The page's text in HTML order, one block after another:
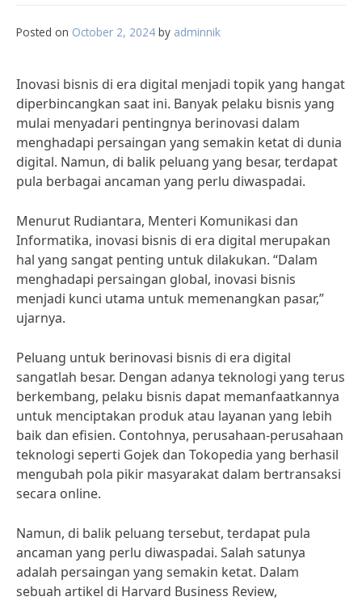
Posted on October 2, 2024 by adminnik
Inovasi bisnis di era digital menjadi topik yang hangat
diperbincangkan saat ini. Banyak pelaku bisnis yang
mulai menyadari pentingnya berinovasi dalam
menghadapi persaingan yang semakin ketat di dunia
digital. Namun, di balik peluang yang besar, terdapat
pula berbagai ancaman yang perlu diwaspadai.
Menurut Rudiantara, Menteri Komunikasi dan
Informatika, inovasi bisnis di era digital merupakan
hal yang sangat penting untuk dilakukan. “Dalam
menghadapi persaingan global, inovasi bisnis
menjadi kunci utama untuk memenangkan pasar,”
ujarnya.
Peluang untuk berinovasi bisnis di era digital
sangatlah besar. Dengan adanya teknologi yang terus
berkembang, pelaku bisnis dapat memanfaatkannya
untuk menciptakan produk atau layanan yang lebih
baik dan efisien. Contohnya, perusahaan-perusahaan
teknologi seperti Gojek dan Tokopedia yang berhasil
mengubah pola pikir masyarakat dalam bertransaksi
secara online.
Namun, di balik peluang tersebut, terdapat pula
ancaman yang perlu diwaspadai. Salah satunya
adalah persaingan yang semakin ketat. Dalam
sebuah artikel di Harvard Business Review,